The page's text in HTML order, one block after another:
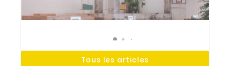
Tous les articles